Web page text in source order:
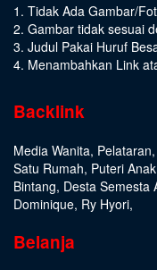
1. Tidak Ada Gambar/
2. Gambar tidak sesuai
3. Judul Pakai Huruf
4. Menambahkan Link
Backlink
Media Wanita, Pelataran,
Satu Rumah, Puteri
Bintang, Desta Semesta
Dominique, Ry Hyori,
Belanja